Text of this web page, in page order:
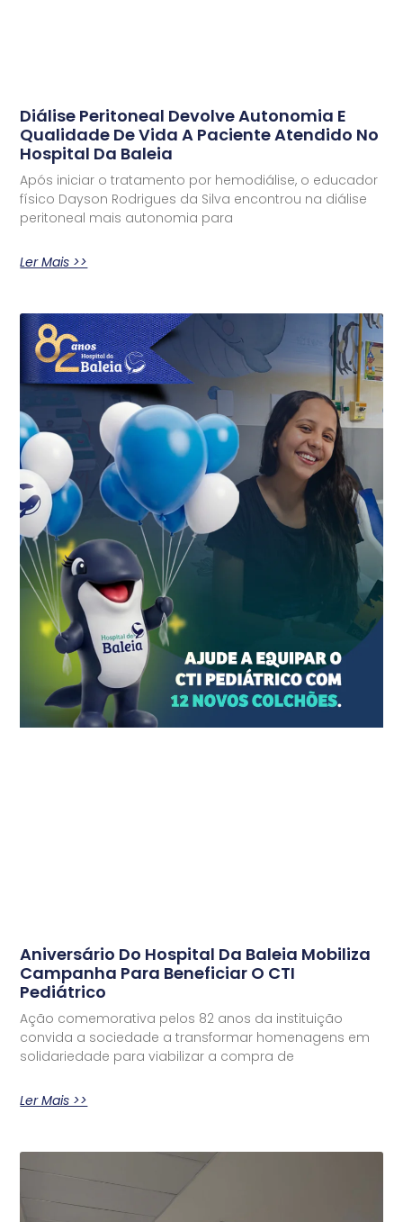
Diálise Peritoneal Devolve Autonomia E
Qualidade De Vida A Paciente Atendido No
Hospital Da Baleia
Após iniciar o tratamento por hemodiálise, o educador
físico Dayson Rodrigues da Silva encontrou na diálise
peritoneal mais autonomia para
Ler Mais >>
Aniversário Do Hospital Da Baleia Mobiliza
Campanha Para Beneficiar O CTI
Pediátrico
Ação comemorativa pelos 82 anos da instituição
convida a sociedade a transformar homenagens em
solidariedade para viabilizar a compra de
Ler Mais >>